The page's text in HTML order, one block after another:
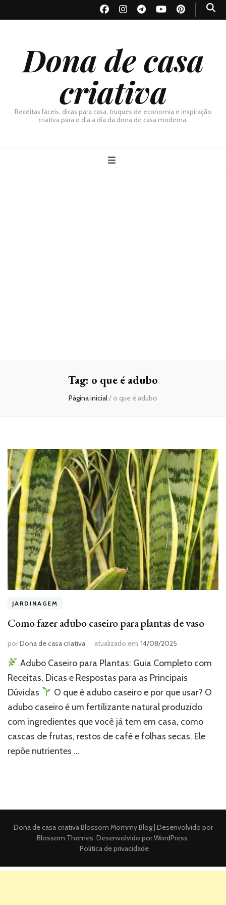
Dona de casa
criativa
Receitas fáceis, dicas para casa, truques de economia e inspiração
criativa para o dia a dia da dona de casa moderna.
Tag: o que é adubo
Página inicial/ o que é adubo
JARDINAGEM
Como fazer adubo caseiro para plantas de vaso
porDona de casa criativa atualizado em 14/08/2025
Adubo Caseiro para Plantas: Guia Completo com
Receitas, Dicas e Respostas para as Principais
Dúvidas
O que é adubo caseiro e por que usar? O
adubo caseiro é um fertilizante natural produzido
com ingredientes que você já tem em casa, como
cascas de frutas, restos de café e folhas secas. Ele
repõe nutrientes …
Dona de casa criativaBlossom Mommy Blog | Desenvolvido por
Blossom Themes. Desenvolvido porWordPress.
Politica de privacidade